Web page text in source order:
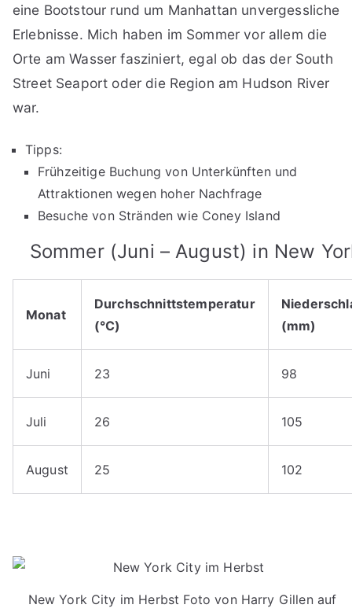
eine Bootstour rund um Manhattan unvergessliche
Erlebnisse. Mich haben im Sommer vor allem die
Orte am Wasser fasziniert, egal ob das der South
Street Seaport oder die Region am Hudson River
war.
Tipps:
Frühzeitige Buchung von Unterkünften und
Attraktionen wegen hoher Nachfrage
Besuche von Stränden wie Coney Island
Sommer (Juni – August) in New
Monat
Durchschnittstemperatur
(°C)
(mm)
Juni 23 98
Juli 26 105
August 25 102
New York City im Herbst Foto von Harry Gillen auf